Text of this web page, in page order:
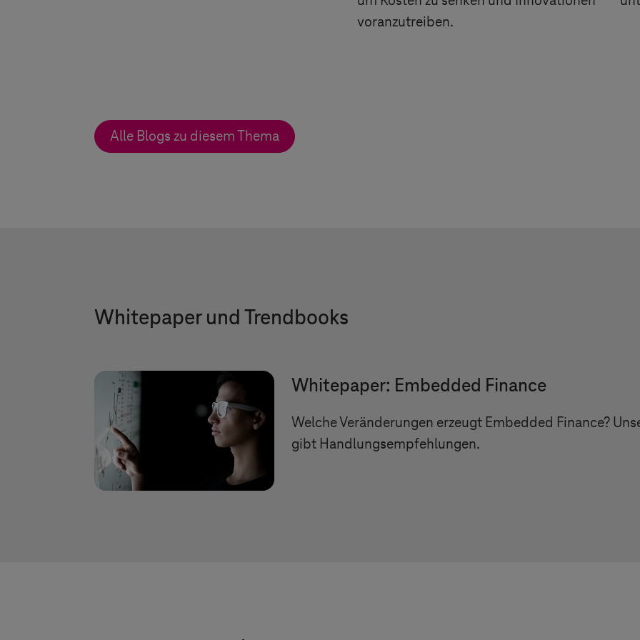
voranzutreiben.
Alle Blogs zu diesem Thema
Whitepaper und Trendbooks
Whitepaper: Embedded Finance
Welche Veränderungen erzeugt Embedded Finance?
gibt Handlungsempfehlungen.